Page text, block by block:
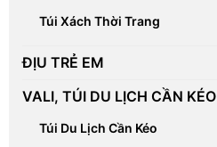
Túi Xách Thời Trang
ĐỊU TRẺ EM
VALI, TÚI DU LỊCH CẦN KÉO
Túi Du Lịch Cần Kéo